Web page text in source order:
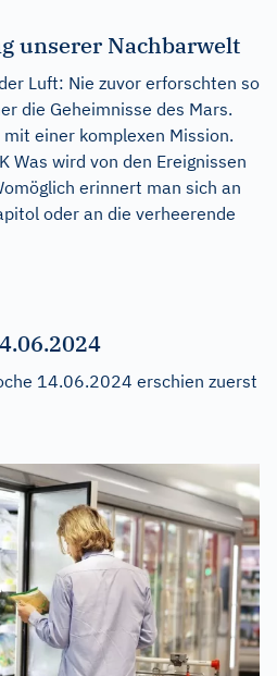
unserer Nachbarwelt
Luft: Nie zuvor erforschten so
die Geheimnisse des Mars.
einer komplexen Mission.
Was wird von den Ereignissen
erinnert man sich an
oder an die verheerende
14.06.2024 erschien zuerst